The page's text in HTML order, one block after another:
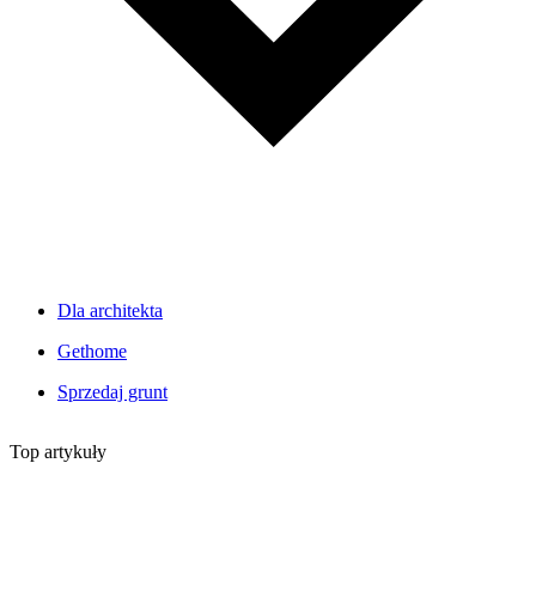
Dla architekta
Gethome
Sprzedaj grunt
Top artykuły